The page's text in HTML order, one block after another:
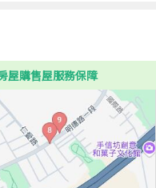
屋購售屋服務保障